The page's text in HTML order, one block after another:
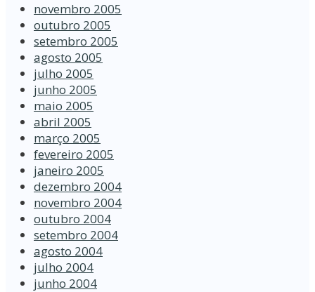
novembro 2005
outubro 2005
setembro 2005
agosto 2005
julho 2005
junho 2005
maio 2005
abril 2005
março 2005
fevereiro 2005
janeiro 2005
dezembro 2004
novembro 2004
outubro 2004
setembro 2004
agosto 2004
julho 2004
junho 2004